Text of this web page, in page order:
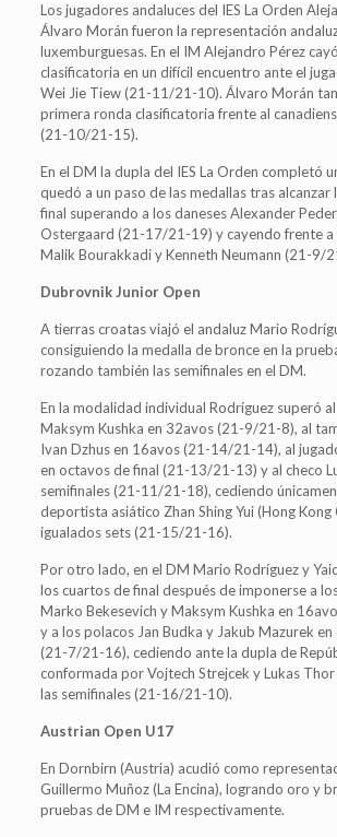
Los jugadores andaluces del IES La Orden
Álvaro Morán fueron la representación
luxemburguesas. En el IM Alejandro Pérez
clasificatoria en un difícil encuentro ante el
Wei Jie Tiew (21-11/21-10). Álvaro Morán
primera ronda clasificatoria frente al
(21-10/21-15).
En el DM la dupla del IES La Orden completó
quedó a un paso de las medallas tras alcanzar
final superando a los daneses Alexander
Ostergaard (21-17/21-19) y cayendo frente a
Malik Bourakkadi y Kenneth Neumann (21-9/
Dubrovnik Junior Open
A tierras croatas viajó el andaluz Mario
consiguiendo la medalla de bronce en la
rozando también las semifinales en el DM.
En la modalidad individual Rodríguez superó
Maksym Kushka en 32avos (21-9/21-8), al
Ivan Dzhus en 16avos (21-14/21-14), al
en octavos de final (21-13/21-13) y al checo
semifinales (21-11/21-18), cediendo
deportista asiático Zhan Shing Yui (Hong Kong
igualados sets (21-15/21-16).
Por otro lado, en el DM Mario Rodríguez y
los cuartos de final después de imponerse a
Marko Bekesevich y Maksym Kushka en
y a los polacos Jan Budka y Jakub Mazurek
(21-7/21-16), cediendo ante la dupla de
conformada por Vojtech Strejcek y Lukas Thor
las semifinales (21-16/21-10).
Austrian Open U17
En Dornbirn (Austria) acudió como
Guillermo Muñoz (La Encina), logrando oro y
pruebas de DM e IM respectivamente.